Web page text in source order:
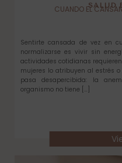
SALUD
CUANDO EL
Sentirte cansada de vez en
normalizarse es vivir sin
actividades cotidianas
mujeres lo atribuyen al estrés
pasa desapercibida: la
organismo no tiene […]